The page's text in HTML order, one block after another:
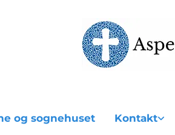
og sognehuset Kontakt